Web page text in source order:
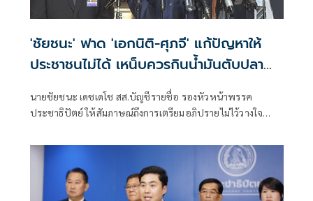
'ชัยชนะ' ฟาด 'เอกนิติ-ศุภจี' แก้ปัญหาให้
ประชาชนไม่ได้ เหน็บควรกินน้ำมันตับปลา
นายชัยชนะ เดชเดโช สส.บัญชีรายชื่อ รองหัวหน้าพรรค
ประชาธิปัตย์ ให้สัมภาษณ์ถึงการเตรียมอภิปรายไม่ไว้วางใจ
ไหร่ที่ฝ่ายค้านมีมติว่ายื่นอภิปรายไม่ไว้วางใจ พรรคร่วมฝ่าย
ค้านก็จะนำเรื่องกลับหารือแต่ละพรรค ยืนยันว่ามีความพร้อม
อยู่แล้ว ซึ่งต้องดูไทม์ไลน์ว่าพรรคประชาชนกำหนดช่วงไหน
เพราะเมื่อเปิดสภามา